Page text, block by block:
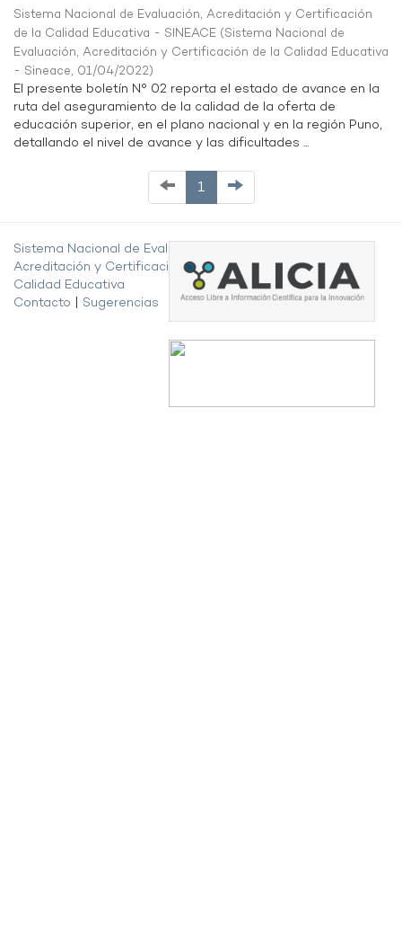
Sistema Nacional de Evaluación, Acreditación y Certificación
de la Calidad Educativa - SINEACE (Sistema Nacional de
Evaluación, Acreditación y Certificación de la Calidad Educativa
- Sineace, 01/04/2022)
El presente boletín N° 02 reporta el estado de avance en la
ruta del aseguramiento de la calidad de la oferta de
educación superior, en el plano nacional y en la región Puno,
detallando el nivel de avance y las dificultades ...
1
Sistema Nacional de Evaluación,
Acreditación y Certificación de la
Calidad Educativa
Contacto
Sugerencias